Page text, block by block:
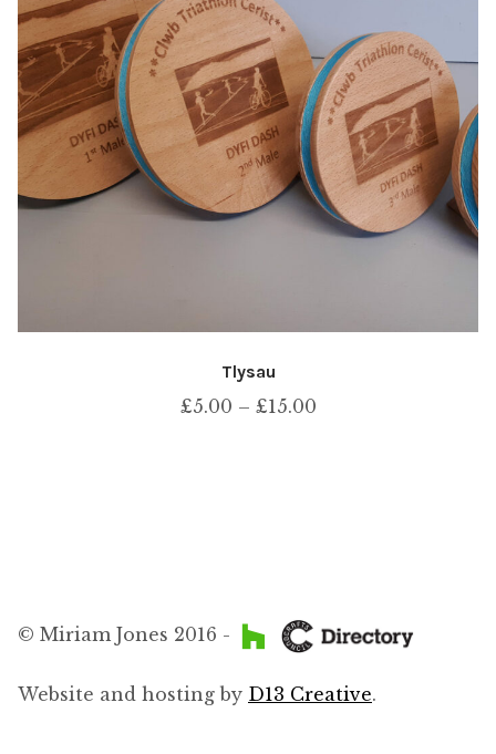
Tlysau
£5.00 – £15.00Price
© Miriam Jones 2016 -
Website and hosting by D13 Creative.